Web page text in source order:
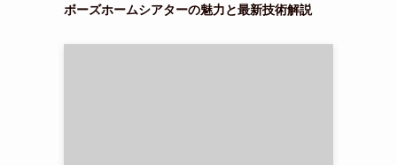
ボーズホームシアターの魅力と最新技術解説